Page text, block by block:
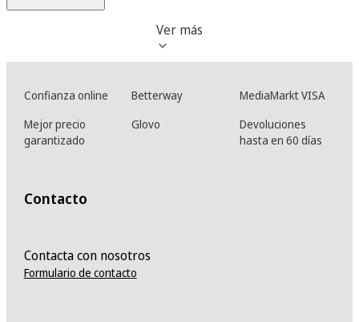
Ver más
Confianza online Betterway
MediaMarkt VISA
Mejor precio
garantizado
Glovo
Devoluciones
hasta en 60 días
Contacto
Contacta con nosotros
Formulario de contacto